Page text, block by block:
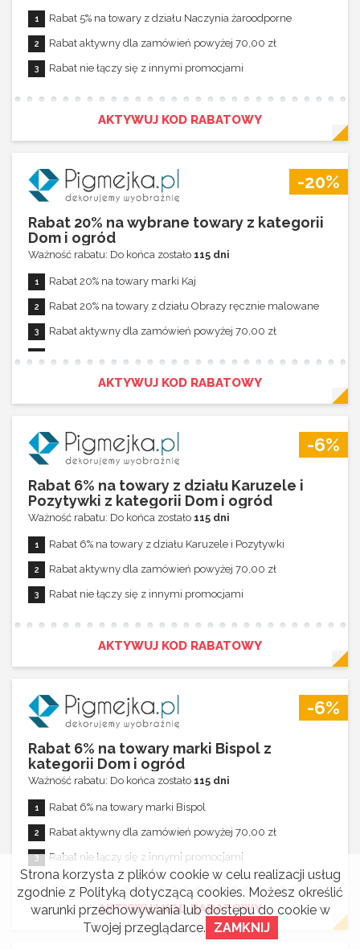
Rabat 5% na towary z działu Naczynia żaroodporne
Rabat aktywny dla zamówień powyżej 70,00 zł
Rabat nie łączy się z innymi promocjami
AKTYWUJ KOD RABATOWY
-20%
Rabat 20% na wybrane towary z kategorii
Dom i ogród
Ważność rabatu: Do końca zostało 115 dni
Rabat 20% na towary marki Kaj
Rabat 20% na towary z działu Obrazy ręcznie malowane
Rabat aktywny dla zamówień powyżej 70,00 zł
AKTYWUJ KOD RABATOWY
-6%
Rabat 6% na towary z działu Karuzele i
Pozytywki z kategorii Dom i ogród
Ważność rabatu: Do końca zostało 115 dni
Rabat 6% na towary z działu Karuzele i Pozytywki
Rabat aktywny dla zamówień powyżej 70,00 zł
Rabat nie łączy się z innymi promocjami
AKTYWUJ KOD RABATOWY
-6%
Rabat 6% na towary marki Bispol z
kategorii Dom i ogród
Ważność rabatu: Do końca zostało 115 dni
Rabat 6% na towary marki Bispol
Rabat aktywny dla zamówień powyżej 70,00 zł
Rabat nie łączy się z innymi promocjami
AKTYWUJ KOD RABATOWY
Strona korzysta z plików cookie w celu realizacji usług
zgodnie z Polityką dotyczącą cookies. Możesz określić
warunki przechowywania lub dostępu do cookie w
Twojej przeglądarce.
ZAMKNIJ